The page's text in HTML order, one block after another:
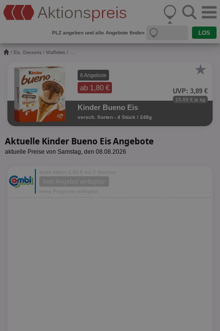
PLZ angeben und alle Angebote finden
/ Eis, Desserts / Waffeleis / ...
6 Angebote
ab 1,80 €
★
UVP: 3,89 €
15,69 € je kg
Kinder Bueno Eis
versch. Sorten - 4 Stück / 248g
Aktuelle Kinder Bueno Eis Angebote
aktuelle Preise von Samstag, den 08.08.2026
letzte Aktion 2,99 € vor 2 Wochen
kein Angebot verfügbar
keine Prognose verfügbar